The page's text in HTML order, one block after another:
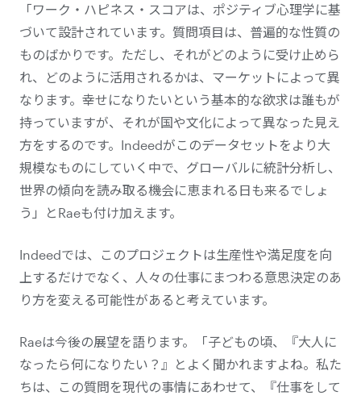
「ワーク・ハピネス・スコアは、ポジティブ心理学に基
づいて設計されています。質問項目は、普遍的な性質の
ものばかりです。ただし、それがどのように受け止めら
れ、どのように活用されるかは、マーケットによって異
なります。幸せになりたいという基本的な欲求は誰もが
持っていますが、それが国や文化によって異なった見え
方をするのです。Indeedがこのデータセットをより大
規模なものにしていく中で、グローバルに統計分析し、
世界の傾向を読み取る機会に恵まれる日も来るでしょ
う」とRaeも付け加えます。
Indeedでは、このプロジェクトは生産性や満足度を向
上するだけでなく、人々の仕事にまつわる意思決定のあ
り方を変える可能性があると考えています。
Raeは今後の展望を語ります。「子どもの頃、『大人に
なったら何になりたい？』とよく聞かれますよね。私た
ちは、この質問を現代の事情にあわせて、『仕事をして